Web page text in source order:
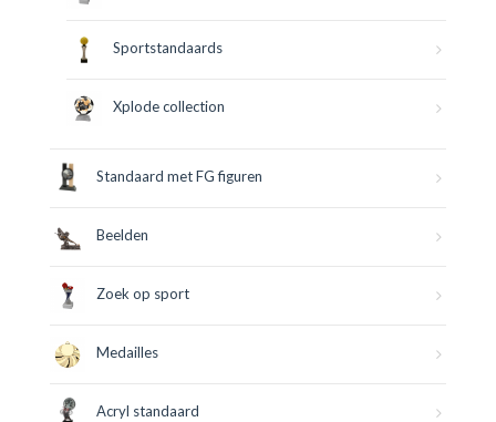
Sportstandaards
Xplode collection
Standaard met FG figuren
Beelden
Zoek op sport
Medailles
Acryl standaard